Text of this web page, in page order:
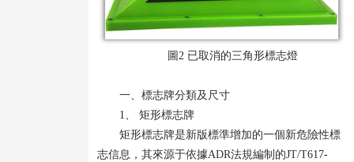
圖2 已取消的三角形標志燈
一、標志牌分類及尺寸
1、 矩形標志牌
矩形標志牌是新版標準增加的一個新危險性標
志信息，其來源于依據ADR法規編制的JT/T617-